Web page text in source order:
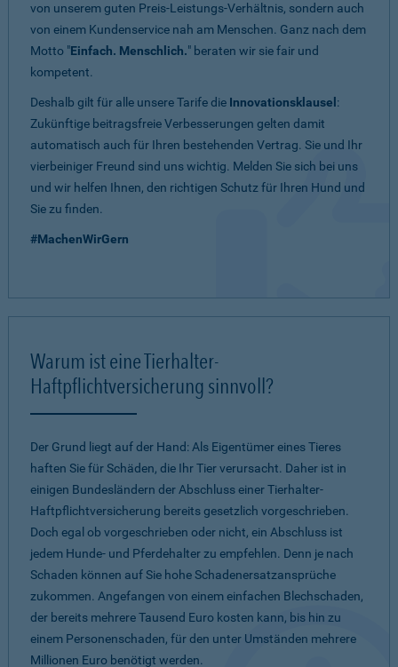
von unserem guten Preis-Leistungs-Verhältnis, sondern auch
von einem Kundenservice nah am Menschen. Ganz nach dem
Motto "Einfach. Menschlich." beraten wir sie fair und
kompetent.
Deshalb gilt für alle unsere Tarife die Innovationsklausel :
Zukünftige beitragsfreie Verbesserungen gelten damit
automatisch auch für Ihren bestehenden Vertrag. Sie und Ihr
vierbeiniger Freund sind uns wichtig. Melden Sie sich bei uns
und wir helfen Ihnen, den richtigen Schutz für Ihren Hund und
Sie zu finden.
#MachenWirGern
Warum ist eine Tierhalter-
Haftpflichtversicherung sinnvoll?
Der Grund liegt auf der Hand: Als Eigentümer eines Tieres
haften Sie für Schäden, die Ihr Tier verursacht. Daher ist in
einigen Bundesländern der Abschluss einer Tierhalter-
Haftpflichtversicherung bereits gesetzlich vorgeschrieben.
Doch egal ob vorgeschrieben oder nicht, ein Abschluss ist
jedem Hunde- und Pferdehalter zu empfehlen. Denn je nach
Schaden können auf Sie hohe Schadenersatzansprüche
zukommen. Angefangen von einem einfachen Blechschaden,
der bereits mehrere Tausend Euro kosten kann, bis hin zu
einem Personenschaden, für den unter Umständen mehrere
Millionen Euro benötigt werden.